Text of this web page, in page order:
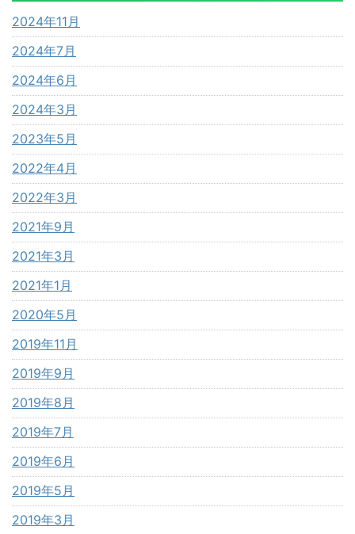
2024年11月
2024年7月
2024年6月
2024年3月
2023年5月
2022年4月
2022年3月
2021年9月
2021年3月
2021年1月
2020年5月
2019年11月
2019年9月
2019年8月
2019年7月
2019年6月
2019年5月
2019年3月